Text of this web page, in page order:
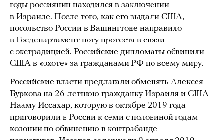
годы россиянин находился в заключении
в Израиле. После того, как его выдали США,
посольство России в Вашингтоне направило
в Госдепартамент ноту протеста в связи
с экстрадицией. Российские дипломаты обвинили
США в «охоте» за гражданами РФ по всему миру.
Российские власти предлагали обменять Алексея
Буркова на 26-летнюю гражданку Израиля и США
Нааму Иссахар, которую в октябре 2019 года
приговорили в России к семи с половиной годам
колонии по обвинению в контрабанде